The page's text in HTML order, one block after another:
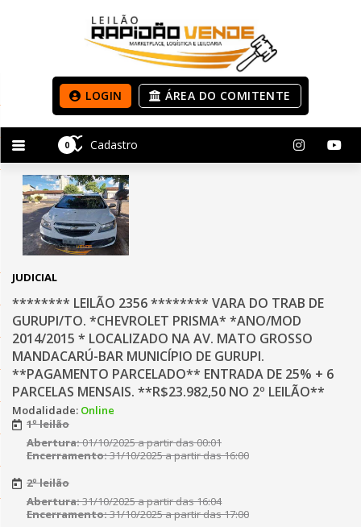
0 Cadastro
LOGIN ÁREA DO COMITENTE
JUDICIAL
******** LEILÃO 2356 ******** VARA DO TRAB DE
GURUPI/TO. *CHEVROLET PRISMA* *ANO/MOD
2014/2015 * LOCALIZADO NA AV. MATO GROSSO
MANDACARÚ-BAR MUNICÍPIO DE GURUPI.
**PAGAMENTO PARCELADO** ENTRADA DE 25% + 6
PARCELAS MENSAIS. **R$23.982,50 NO 2º LEILÃO**
Modalidade: Online
1º leilão
Abertura:01/10/2025 a partir das 00:01
Encerramento:31/10/2025 a partir das 16:00
2º leilão
Abertura:31/10/2025 a partir das 16:04
Encerramento:31/10/2025 a partir das 17:00